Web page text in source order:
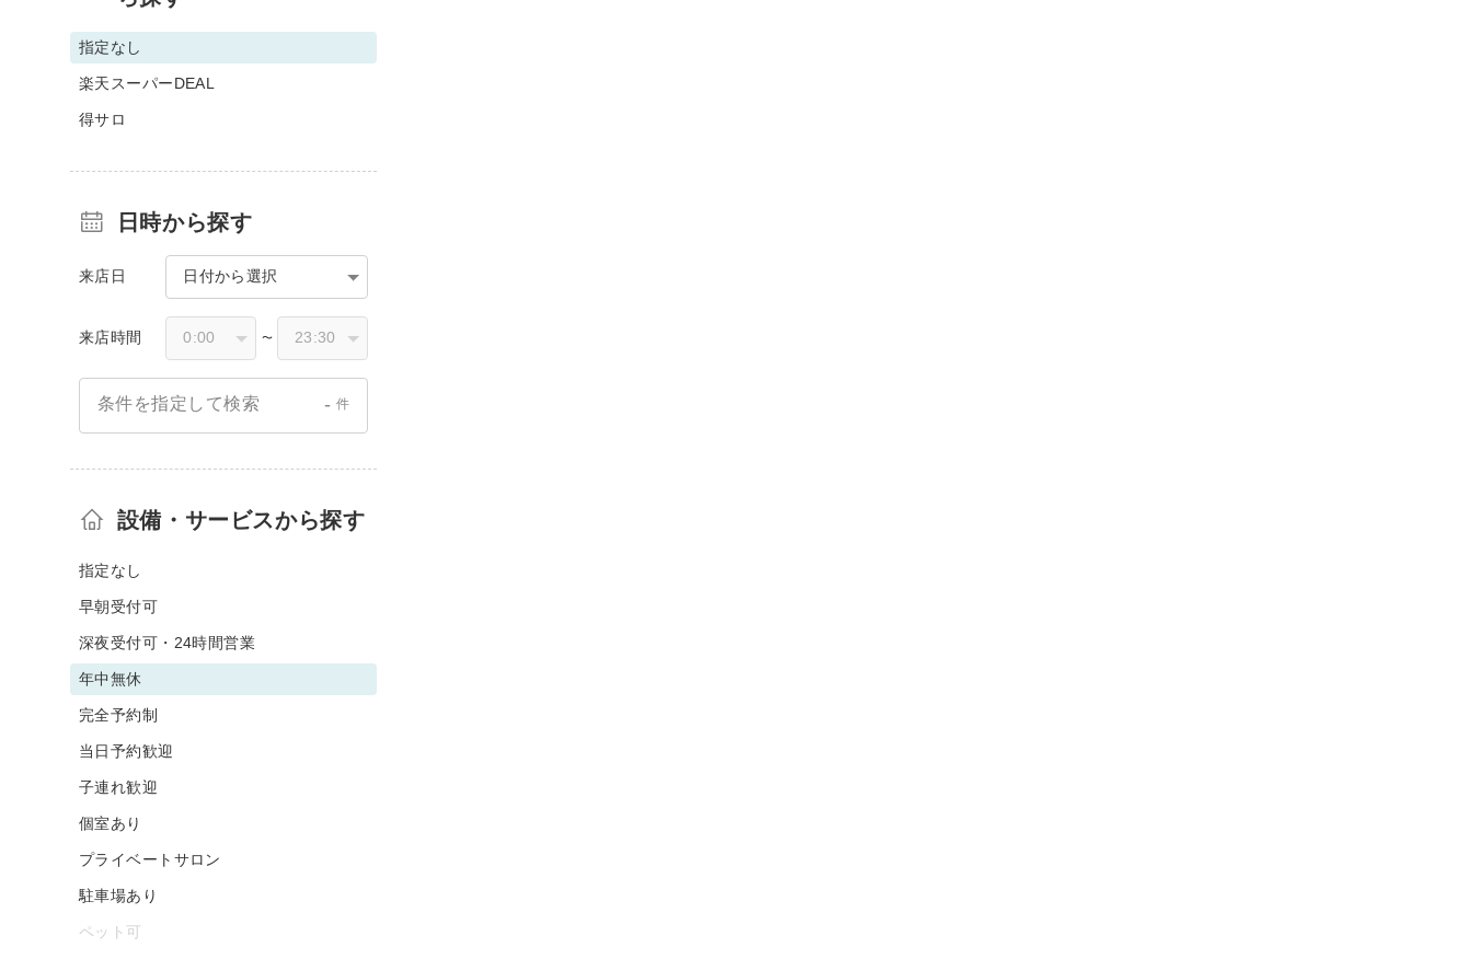
指定なし
楽天スーパーDEAL
得サロ
日時から探す
来店日 日付から選択
来店時間 〜
条件を指定して検索 - 件
設備・サービスから探す
指定なし
早朝受付可
深夜受付可・24時間営業
年中無休
完全予約制
当日予約歓迎
子連れ歓迎
個室あり
プライベートサロン
駐車場あり
ペット可